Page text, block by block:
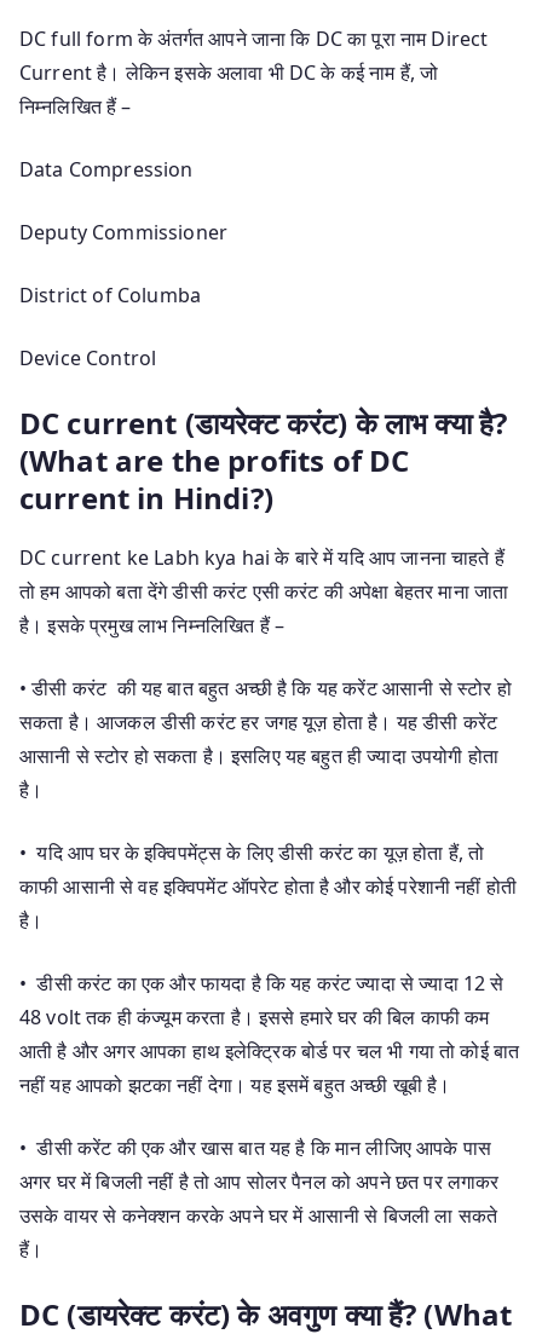
DC full form के अंतर्गत आपने जाना कि DC का पूरा नाम Direct
Current है। लेकिन इसके अलावा भी DC के कई नाम हैं, जो
निम्नलिखित हैं –
Data Compression
Deputy Commissioner
District of Columba
Device Control
DC current (डायरेक्ट करंट) के लाभ क्या है?
(What are the profits of DC
current in Hindi?)
DC current ke Labh kya hai के बारे में यदि आप जानना चाहते हैं
तो हम आपको बता देंगे डीसी करंट एसी करंट की अपेक्षा बेहतर माना जाता
है। इसके प्रमुख लाभ निम्नलिखित हैं –
• डीसी करंट की यह बात बहुत अच्छी है कि यह करेंट आसानी से स्टोर हो
सकता है। आजकल डीसी करंट हर जगह यूज़ होता है। यह डीसी करेंट
आसानी से स्टोर हो सकता है। इसलिए यह बहुत ही ज्यादा उपयोगी होता
है।
• यदि आप घर के इक्विपमेंट्स के लिए डीसी करंट का यूज़ होता हैं, तो
काफी आसानी से वह इक्विपमेंट ऑपरेट होता है और कोई परेशानी नहीं होती
है।
• डीसी करंट का एक और फायदा है कि यह करंट ज्यादा से ज्यादा 12 से
48 volt तक ही कंज्यूम करता है। इससे हमारे घर की बिल काफी कम
आती है और अगर आपका हाथ इलेक्ट्रिक बोर्ड पर चल भी गया तो कोई बात
नहीं यह आपको झटका नहीं देगा। यह इसमें बहुत अच्छी खूबी है।
• डीसी करेंट की एक और खास बात यह है कि मान लीजिए आपके पास
अगर घर में बिजली नहीं है तो आप सोलर पैनल को अपने छत पर लगाकर
उसके वायर से कनेक्शन करके अपने घर में आसानी से बिजली ला सकते
हैं।
DC (डायरेक्ट करंट) के अवगुण क्या हैं? (What